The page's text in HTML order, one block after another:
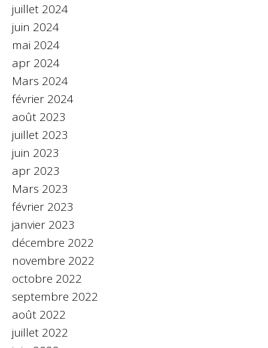
juillet 2024
juin 2024
mai 2024
apr 2024
Mars 2024
février 2024
août 2023
juillet 2023
juin 2023
apr 2023
Mars 2023
février 2023
janvier 2023
décembre 2022
novembre 2022
octobre 2022
septembre 2022
août 2022
juillet 2022